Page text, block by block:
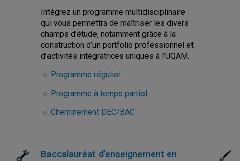
Intégrez un programme multidisciplinaire
qui vous permettra de maîtriser les divers
champs d’étude, notamment grâce à la
construction d’un portfolio professionnel et
d’activités intégratrices uniques à l’UQAM.
Programme régulier
Programme à temps partiel
Cheminement DEC/BAC
Baccalauréat d’enseignement en